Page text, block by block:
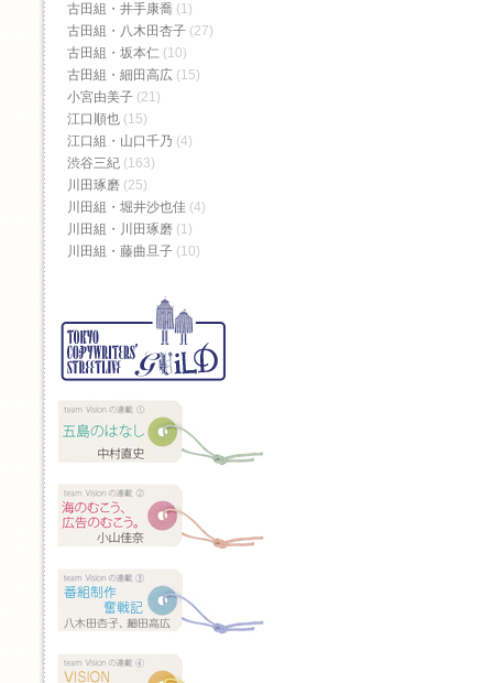
古田組・井手康喬 (1)
古田組・八木田杏子 (27)
古田組・坂本仁 (10)
古田組・細田高広 (15)
小宮由美子 (21)
江口順也 (15)
江口組・山口千乃 (4)
渋谷三紀 (163)
川田琢磨 (25)
川田組・堀井沙也佳 (4)
川田組・川田琢磨 (1)
川田組・藤曲旦子 (10)